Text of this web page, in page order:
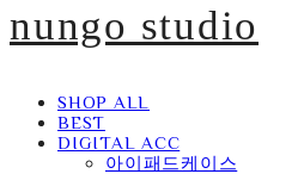
nungo studio
SHOP ALL
BEST
DIGITAL ACC
아이패드케이스